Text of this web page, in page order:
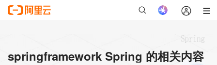
springframework Spring 的相关内容